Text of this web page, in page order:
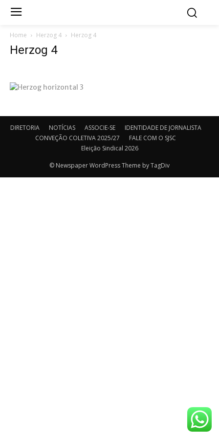
Home Herzog 4 Herzog 4
Herzog 4
DIRETORIA NOTÍCIAS ASSOCIE-SE
IDENTIDADE DE JORNALISTA
CONVEÇÃO COLETIVA 2025/27
FALE COM O SJSC
Eleição Sindical 2026
© Newspaper WordPress Theme by TagDiv